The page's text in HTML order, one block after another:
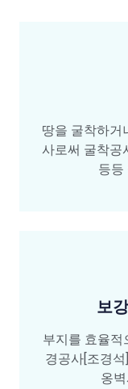
땅을 굴착하거
사로써 굴착공
등
보
부지를 효율
경공사[조경
옹